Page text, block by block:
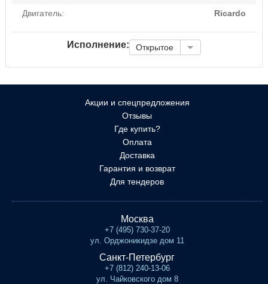
Двигатель:
Ricardo
Исполнение: Открытое
Акции и спецпредложения
Отзывы
Где купить?
Оплата
Доставка
Гарантия и возврат
Для тендеров
Москва
+7 (495) 730-37-20
ул. Орджоникидзе дом 11
Санкт-Петербург
+7 (812) 240-13-06
ул. Чайковского дом 8